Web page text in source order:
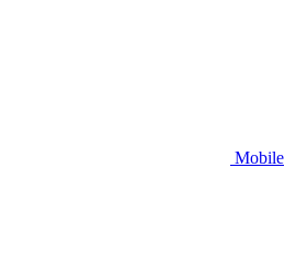
Mobile